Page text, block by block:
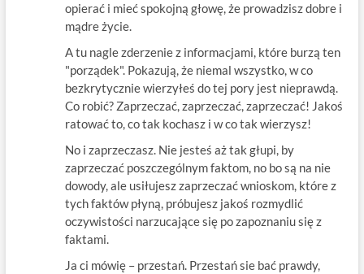
opierać i mieć spokojną głowę, że prowadzisz dobre i
mądre życie.
A tu nagle zderzenie z informacjami, które burzą ten
"porządek". Pokazują, że niemal wszystko, w co
bezkrytycznie wierzyłeś do tej pory jest nieprawdą.
Co robić? Zaprzeczać, zaprzeczać, zaprzeczać! Jakoś
ratować to, co tak kochasz i w co tak wierzysz!
No i zaprzeczasz. Nie jesteś aż tak głupi, by
zaprzeczać poszczególnym faktom, no bo są na nie
dowody, ale usiłujesz zaprzeczać wnioskom, które z
tych faktów płyną, próbujesz jakoś rozmydlić
oczywistości narzucające się po zapoznaniu się z
faktami.
Ja ci mówię – przestań. Przestań sie bać prawdy,